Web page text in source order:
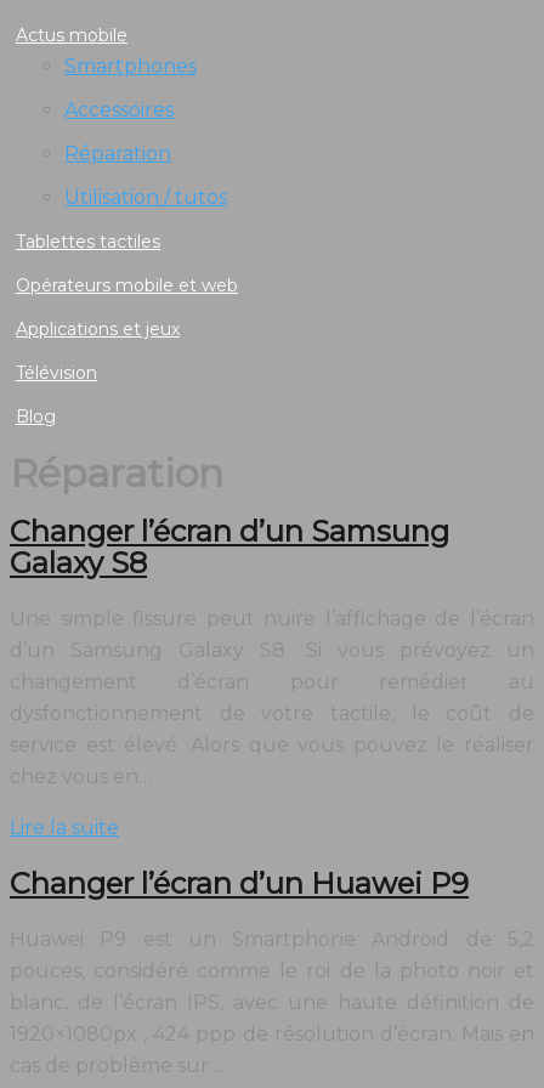
Actus mobile
Smartphones
Accessoires
Réparation
Utilisation / tutos
Tablettes tactiles
Opérateurs mobile et web
Applications et jeux
Télévision
Blog
Réparation
Changer l’écran d’un Samsung
Galaxy S8
Une simple fissure peut nuire l’affichage de l’écran
d’un Samsung Galaxy S8. Si vous prévoyez un
changement d’écran pour remédier au
dysfonctionnement de votre tactile, le coût de
service est élevé. Alors que vous pouvez le réaliser
chez vous en…
Lire la suite
Changer l’écran d’un Huawei P9
Huawei P9 est un Smartphone Android de 5,2
pouces, considéré comme le roi de la photo noir et
blanc, de l’écran IPS, avec une haute définition de
1920×1080px , 424 ppp de résolution d’écran. Mais en
cas de problème sur…